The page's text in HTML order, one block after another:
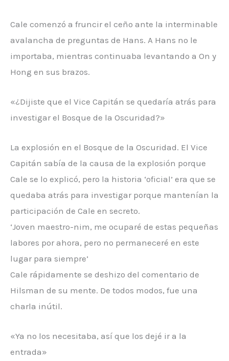
Cale comenzó a fruncir el ceño ante la interminable
avalancha de preguntas de Hans. A Hans no le
importaba, mientras continuaba levantando a On y
Hong en sus brazos.
«¿Dijiste que el Vice Capitán se quedaría atrás para
investigar el Bosque de la Oscuridad?»
La explosión en el Bosque de la Oscuridad. El Vice
Capitán sabía de la causa de la explosión porque
Cale se lo explicó, pero la historia ‘oficial’ era que se
quedaba atrás para investigar porque mantenían la
participación de Cale en secreto.
‘Joven maestro-nim, me ocuparé de estas pequeñas
labores por ahora, pero no permaneceré en este
lugar para siempre’
Cale rápidamente se deshizo del comentario de
Hilsman de su mente. De todos modos, fue una
charla inútil.
«Ya no los necesitaba, así que los dejé ir a la
entrada»